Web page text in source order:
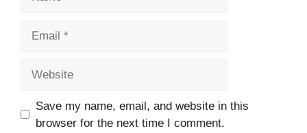
Save my name, email, and website in this
browser for the next time I comment.